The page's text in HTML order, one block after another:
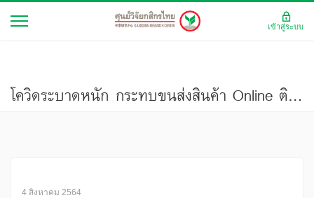
โควิดระบาดหนัก กระทบขนส่งสินค้า Online ติดขัดชั่วคราว แต่คาดว่ารายได้ยังคงขยายตัว 19.0% ในปี 2564 (กระแสทรรศน์ ฉบับที่ 3250)
4 สิงหาคม 2564
เข้าสู่ระบบ